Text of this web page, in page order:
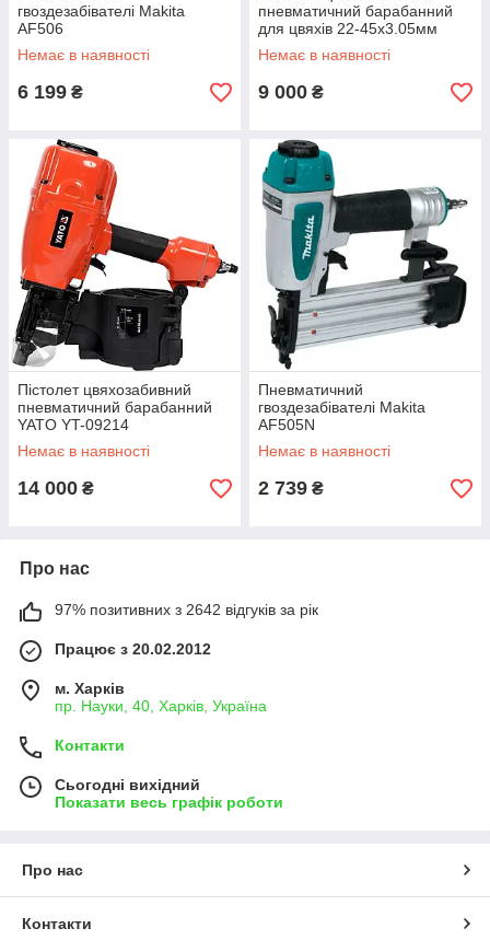
гвоздезабівателі Makita
AF506
Немає в наявності
6 199 ₴
пневматичний барабанний
для цвяхів 22-45х3.05мм
YATO YT-09211
Немає в наявності
9 000 ₴
Пістолет цвяхозабивний
пневматичний барабанний
YATO YT-09214
Немає в наявності
14 000 ₴
Пневматичний
гвоздезабівателі Makita
AF505N
Немає в наявності
2 739 ₴
Про нас
97% позитивних з 2642 відгуків за рік
Працює з 20.02.2012
м. Харків
пр. Науки, 40, Харків, Україна
Контакти
Сьогодні вихідний
Показати весь графік роботи
Про нас
Контакти